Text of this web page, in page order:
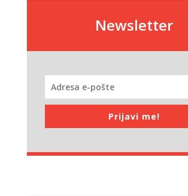
Newsletter
Prijavi me!